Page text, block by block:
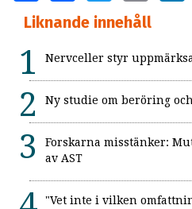
Liknande innehåll
Nervceller styr
Ny studie om beröring
Forskarna misstänker:
av AST
"Vet inte i vilken